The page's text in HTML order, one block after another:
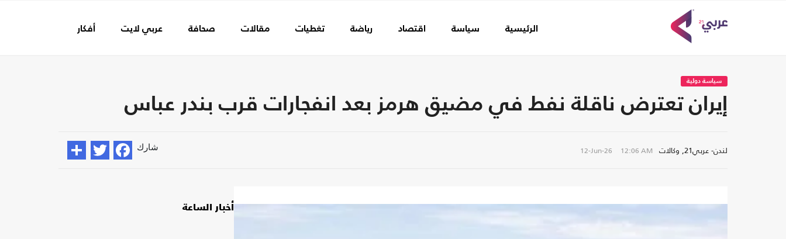
الرئيسية سياسة اقتصاد رياضة تغطيات مقالات صحافة عربي لايت أفكار
سياسة دولية
إيران تعترض ناقلة نفط في مضيق هرمز بعد انفجارات قرب بندر عباس
لندن- عربي21, وكالات 12-Jun-26 12:06 AM شارك
أخبار الساعة